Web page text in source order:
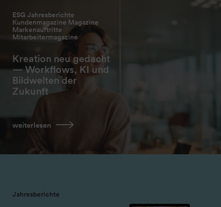
ESG Jahresberichte
Kundenmagazine Magazine
Markenauftritte
Mitarbeitermagazine
Kreation neu gedacht
— Workflows, KI und
Bildwelten der
Zukunft
weiterlesen
Jahresberichte